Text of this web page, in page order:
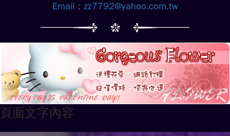
Email： zz7792@yahoo.com.tw
頁面文字內容